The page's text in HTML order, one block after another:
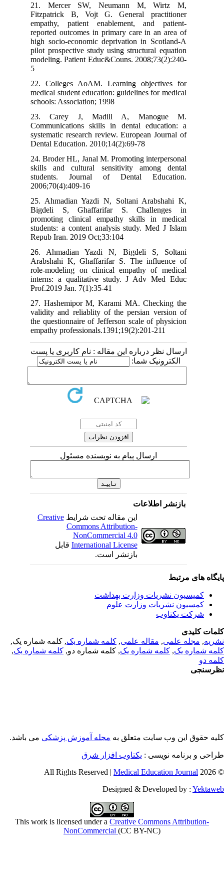
21. Mercer SW, Neumann M, Wirtz M,
Fitzpatrick B, Vojt G. General practitioner
empathy, patient enablement, and patient-
reported outcomes in primary care in an area of
high socio-economic deprivation in Scotland-A
pilot prospective study using structural equation
modeling. Patient Educ&Couns. 2008;73(2):240-
22. Colleges AoAM. Learning objectives for
medical student education: guidelines for medical
schools: Association; 1998
23. Carey J, Madill A, Manogue M.
Communications skills in dental education: a
systematic research review. European Journal of
Dental Education. 2010;14(2):69-78
24. Broder HL, Janal M. Promoting interpersonal
skills and cultural sensitivity among dental
students. Journal of Dental Education.
2006;70(4):409-16
25. Ahmadian Yazdi N, Soltani Arabshahi K,
Bigdeli S, Ghaffarifar S. Challenges in
promoting clinical empathy skills in medical
students: a content analysis study. Med J Islam
Repub Iran. 2019 Oct;33:104
26. Ahmadian Yazdi N, Bigdeli S, Soltani
Arabshahi K, Ghaffarifar S. The influence of
role-modeling on clinical empathy of medical
interns: a qualitative study. J Adv Med Educ
Prof.2019 Jan. 7(1):35-41
27. Hashemipor M, Karami MA. Checking the
validity and reliablity of the persian version of
the questionnaire of Jefferson scale of physicion
empathy professionals.1391;19(2):201-211
ارسال نظر درباره این مقاله : نام کاربری یا پست
الکترونیک شما:
ارسال پیام به نویسنده مسئول
بازنشر اطلاعات
این مقاله تحت شرایطCreative
Commons Attribution-
NonCommercial 4.0
International Licenseقابل
بازنشر است.
های مرتبط
کمیسیون نشریات وزارت بهداشت
کمسیون نشریات وزارت علوم
شرکت یکتاوب
کلیدی
,مجله علمی, مقاله علمی, کلمه شماره یک, کلمه شماره یک,
شماره یک,کلمه شماره یک, کلمه شماره دو,کلمه شماره یک,
دو
حقوق این وب سایت متعلق بهمجله آموزش پزشکیمی باشد.
و برنامه نویسی : یکتاوب افزار شرق
©
Medical Education Journal
Designed & Developed by :
This work is licensed under aCreative Commons Attribution-
NonCommercial(CC BY-NC)